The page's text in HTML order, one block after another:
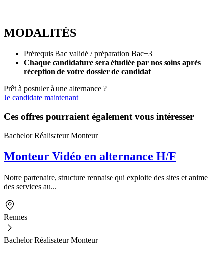
MODALITÉS
Prérequis Bac validé / préparation Bac+3
Chaque candidature sera étudiée par nos soins après
réception de votre dossier de candidat
Prêt à postuler à une alternance ?
Je candidate maintenant
Ces offres pourraient également vous intéresser
Bachelor Réalisateur Monteur
Monteur Vidéo en alternance H/F
Notre partenaire, structure rennaise qui exploite des sites et anime
des services au...
Rennes
Bachelor Réalisateur Monteur